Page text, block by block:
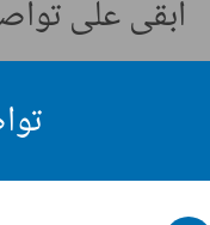
ابقى على